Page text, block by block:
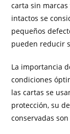
carta sin
intactos se
pequeños
pueden reducir
La importancia
condiciones
las cartas se
protección, su
conservadas